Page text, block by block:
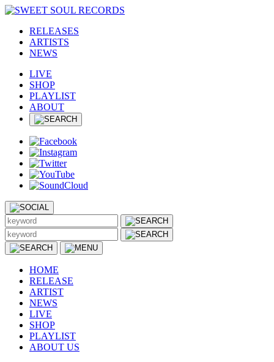
RELEASES
ARTISTS
NEWS
LIVE
SHOP
PLAYLIST
ABOUT
HOME
RELEASE
ARTIST
NEWS
LIVE
SHOP
PLAYLIST
ABOUT US